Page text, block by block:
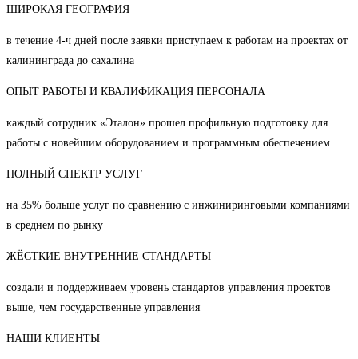
ШИРОКАЯ ГЕОГРАФИЯ
в течение 4-ч дней после заявки приступаем к работам на проектах от
калининграда до сахалина
ОПЫТ РАБОТЫ И КВАЛИФИКАЦИЯ ПЕРСОНАЛА
каждый сотрудник «Эталон» прошел профильную подготовку для
работы с новейшим оборудованием и программным обеспечением
ПОЛНЫЙ СПЕКТР УСЛУГ
на 35% больше услуг по сравнению с инжиниринговыми компаниями
в среднем по рынку
ЖЁСТКИЕ ВНУТРЕННИЕ СТАНДАРТЫ
создали и поддерживаем уровень стандартов управления проектов
выше, чем государственные управления
НАШИ КЛИЕНТЫ